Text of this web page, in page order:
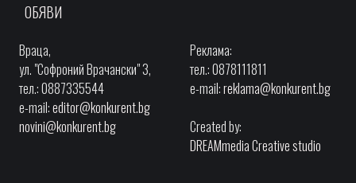
ОБЯВИ
Враца,
ул. "Софроний Врачански" 3,
тел.: 0887335544
e-mail:editor@konkurent.bg
novini@konkurent.bg
Реклама:
тел.: 0878111811
e-mail:reklama@konkurent.bg
Created by:
DREAMmedia Creative studio